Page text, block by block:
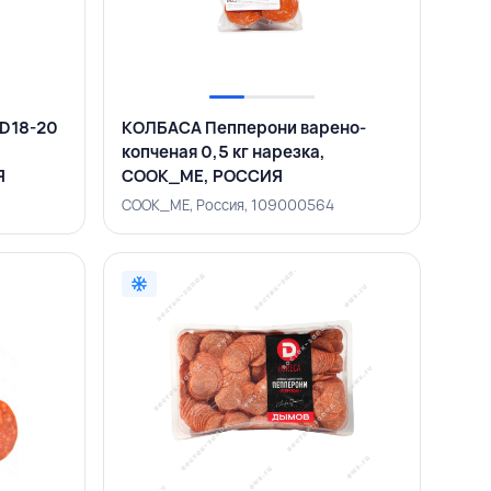
20
КОЛБАСА Пепперони варено-
копченая 0,5 кг нарезка,
COOK_ME, РОССИЯ
COOK_ME, Россия, 109000564